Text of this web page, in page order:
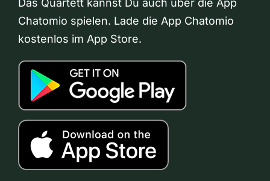
Chatomio spielen. Lade die App Chatomio
kostenlos im App Store.